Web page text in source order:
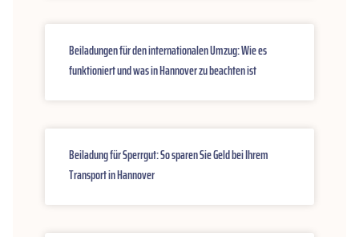
Beiladungen für den internationalen Umzug: Wie es
funktioniert und was in Hannover zu beachten ist
Beiladung für Sperrgut: So sparen Sie Geld bei Ihrem
Transport in Hannover